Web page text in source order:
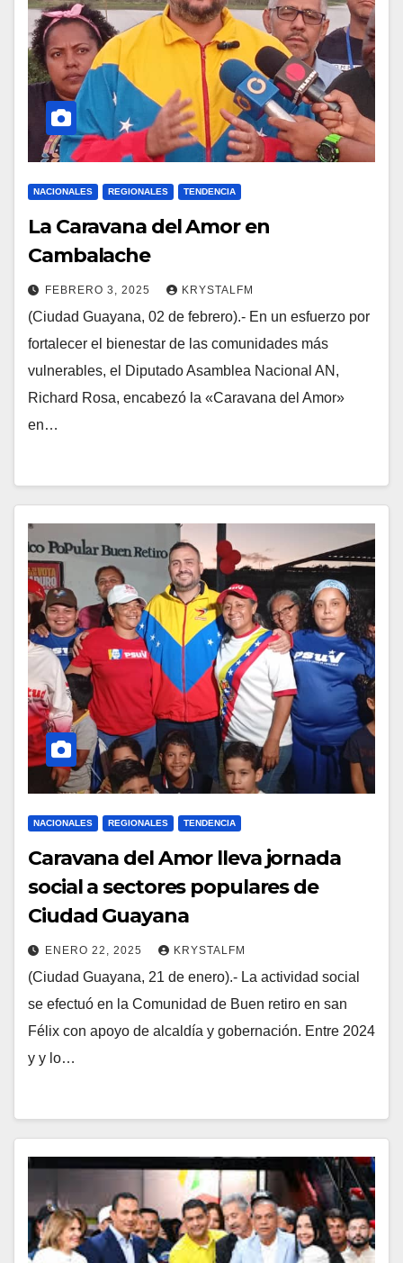
NACIONALES REGIONALES TENDENCIA
La Caravana del Amor en
Cambalache
FEBRERO 3, 2025 KRYSTALFM
(Ciudad Guayana, 02 de febrero).- En un esfuerzo por
fortalecer el bienestar de las comunidades más
vulnerables, el Diputado Asamblea Nacional AN,
Richard Rosa, encabezó la «Caravana del Amor»
en…
NACIONALES REGIONALES TENDENCIA
Caravana del Amor lleva jornada
social a sectores populares de
Ciudad Guayana
ENERO 22, 2025 KRYSTALFM
(Ciudad Guayana, 21 de enero).- La actividad social
se efectuó en la Comunidad de Buen retiro en san
Félix con apoyo de alcaldía y gobernación. Entre 2024
y y lo…